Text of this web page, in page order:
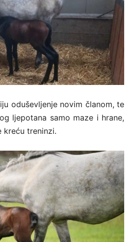
oduševljenje novim članom, te
ljepotana samo maze i hrane,
kreću treninzi.